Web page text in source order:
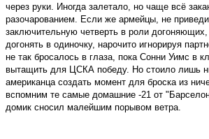
через руки. Иногда залетало, но чаще всё
разочарованием. Если же армейцы, не
заключительную четверть в роли
догонять в одиночку, нарочито игнорируя
не так бросалось в глаза, пока Сонни Уимс в
вытащить для ЦСКА победу. Но стоило лишь
американца создать момент для броска из
вспомним те самые домашние -21 от
домик сносил малейшим порывом ветра.